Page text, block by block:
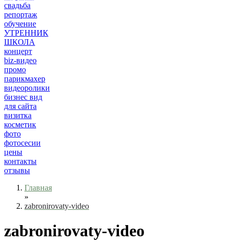
свадьба
репортаж
обучение
УТРЕННИК
ШКОЛА
концерт
biz-видео
промо
парикмахер
видеоролики
бизнес вид
для сайта
визитка
косметик
фото
фотосесии
цены
контакты
отзывы
Главная
»
zabronirovaty-video
zabronirovaty-video